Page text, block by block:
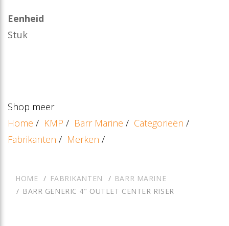
Eenheid
Stuk
Shop meer
Home / KMP / Barr Marine / Categorieën /
Fabrikanten / Merken /
HOME FABRIKANTEN
BARR MARINE
BARR GENERIC 4" OUTLET CENTER RISER